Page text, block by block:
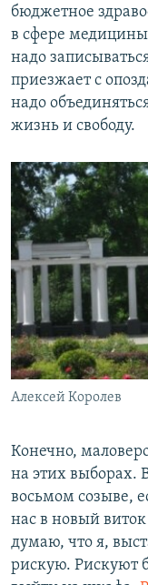
бюджетное
в сфере медицины
надо
приезжает с
надо
жизнь и свободу.
Алексей Королев
Конечно,
на этих выборах.
восьмом созыве,
нас в новый
думаю, что я,
рискую. Рискуют